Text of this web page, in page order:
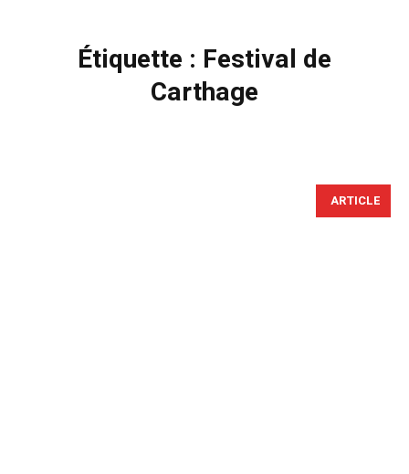
Étiquette : Festival de
Carthage
ARTICLE